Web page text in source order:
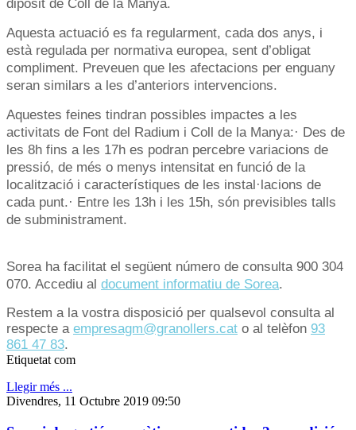
dipòsit de Coll de la Manya.
Aquesta actuació es fa regularment, cada dos anys, i
està regulada per normativa europea, sent d’obligat
compliment. Preveuen que les afectacions per enguany
seran similars a les d’anteriors intervencions.
Aquestes feines tindran possibles impactes a les
activitats de Font del Radium i Coll de la Manya:· Des de
les 8h fins a les 17h es podran percebre variacions de
pressió, de més o menys intensitat en funció de la
localització i característiques de les instal·lacions de
cada punt.· Entre les 13h i les 15h, són previsibles talls
de subministrament.
Sorea ha facilitat el següent número de consulta 900 304
070. Accediu al document informatiu de Sorea.
Restem a la vostra disposició per qualsevol consulta al
respecte a empresagm@granollers.cat o al telèfon 93
861 47 83.
Etiquetat com
Llegir més ...
Divendres, 11 Octubre 2019 09:50